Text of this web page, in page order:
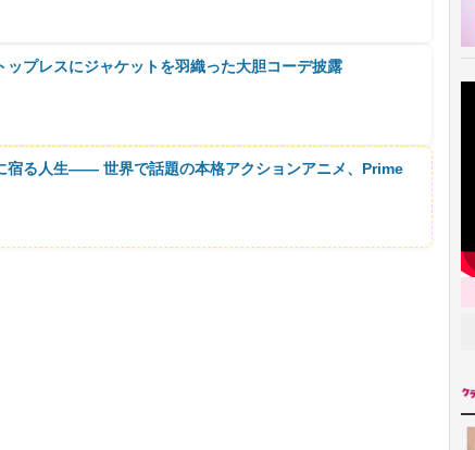
ップレスにジャケットを羽織った大胆コーデ披露
宿る人生―― 世界で話題の本格アクションアニメ、Prime